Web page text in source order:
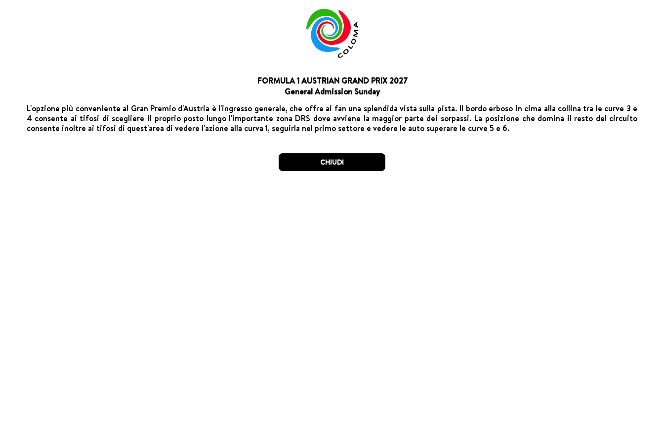
FORMULA 1 AUSTRIAN GRAND PRIX 2027
General Admission Sunday
L'opzione più conveniente al Gran Premio d'Austria è l'ingresso generale, che offre ai fan una splendida vista sulla pista. Il bordo erboso in cima alla collina tra le curve 3 e
4 consente ai tifosi di scegliere il proprio posto lungo l'importante zona DRS dove avviene la maggior parte dei sorpassi. La posizione che domina il resto del circuito
consente inoltre ai tifosi di quest'area di vedere l'azione alla curva 1, seguirla nel primo settore e vedere le auto superare le curve 5 e 6.
CHIUDI